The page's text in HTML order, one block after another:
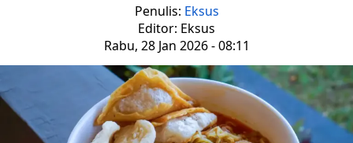
Penulis: Eksus
Editor: Eksus
Rabu, 28 Jan 2026 - 08:11